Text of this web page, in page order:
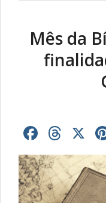
Mês da
X